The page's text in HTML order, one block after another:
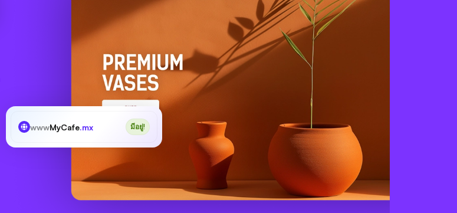
wwwMyCafe.mx มีอยู่!